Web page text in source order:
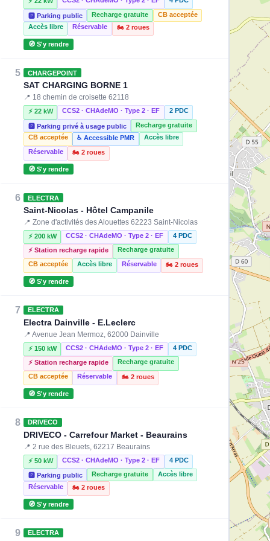
🅿️ Parking public Recharge gratuite
CB acceptée
Accès libre
Réservable 🏍️ 2 roues
🧭 S'y rendre
5 CHARGEPOINT
SAT CHARGING BORNE 1
📍 18 chemin de croisette 62118
⚡ 22 kW CCS2 · CHAdeMO · Type 2 · EF 2 PDC
🅿️ Parking privé à usage public
Recharge gratuite
CB acceptée
♿ Accessible PMR
Accès libre
Réservable
🏍️ 2 roues
🧭 S'y rendre
6 ELECTRA
Saint-Nicolas - Hôtel Campanile
📍 Zone d'activités des Alouettes 62223 Saint-Nicolas
⚡ 200 kW CCS2 · CHAdeMO · Type 2 · EF 4 PDC
⚡ Station recharge rapide
Recharge gratuite
CB acceptée
Accès libre Réservable 🏍️ 2 roues
🧭 S'y rendre
7 ELECTRA
Electra Dainville - E.Leclerc
📍 Avenue Jean Mermoz, 62000 Dainville
⚡ 150 kW CCS2 · CHAdeMO · Type 2 · EF 4 PDC
⚡ Station recharge rapide
Recharge gratuite
CB acceptée
Réservable 🏍️ 2 roues
🧭 S'y rendre
8 DRIVECO
DRIVECO - Carrefour Market - Beaurains
📍 2 rue des Bleuets, 62217 Beaurains
⚡ 50 kW CCS2 · CHAdeMO · Type 2 · EF 4 PDC
🅿️ Parking public Recharge gratuite
Accès libre
Réservable
🏍️ 2 roues
🧭 S'y rendre
9 ELECTRA